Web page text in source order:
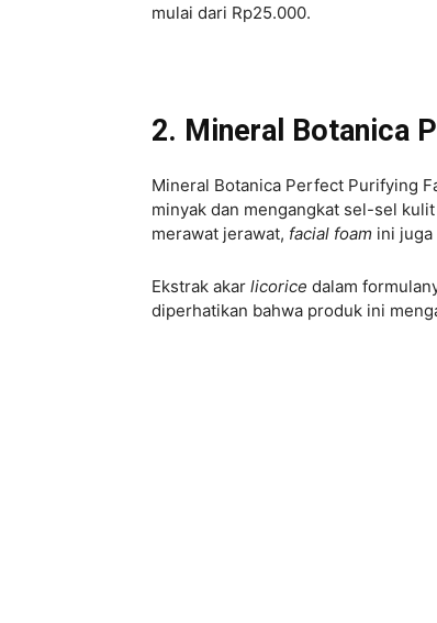
mulai dari Rp25.000.
2. Mineral Botanica
Mineral Botanica Perfect Purifying
minyak dan mengangkat sel-sel
merawat jerawat, facial foam ini
Ekstrak akar licorice dalam
diperhatikan bahwa produk ini